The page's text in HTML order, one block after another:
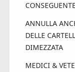
ANNULLA
DELLE
DIMEZZATA
MEDICI &